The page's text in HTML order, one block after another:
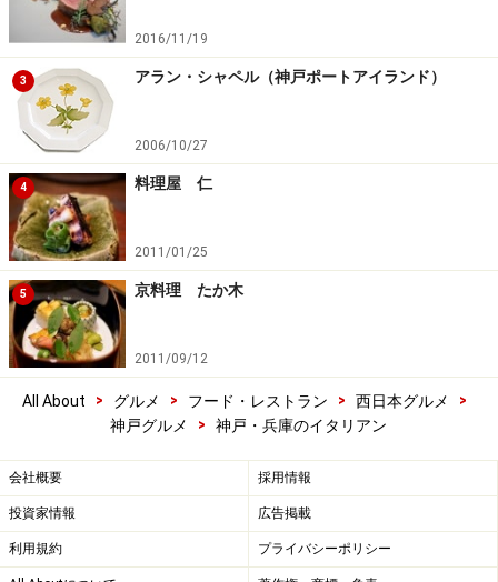
2016/11/19
3 アラン・シャペル（神戸ポートアイランド）
2006/10/27
4 料理屋 仁
2011/01/25
5 京料理 たか木
2011/09/12
All About > グルメ > フード・レストラン > 西日本グルメ
>
神戸グルメ
> 神戸・兵庫のイタリアン
会社概要 採用情報
投資家情報 広告掲載
利用規約 プライバシーポリシー